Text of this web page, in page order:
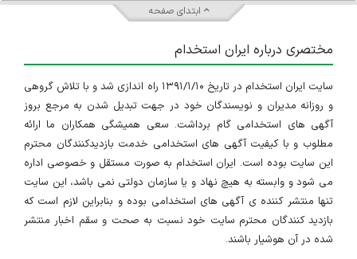
ابتدای صفحه
مختصری درباره ایران استخدام
سایت ایران استخدام در تاریخ ۱۳۹۱/۱/۱۰ راه اندازی شد و با تلاش گروهی
و روزانه مدیران و نویسندگان خود در جهت تبدیل شدن به مرجع بروز
آگهی های استخدامی گام برداشت. سعی همیشگی همکاران ما ارائه
مطلوب و با کیفیت آگهی های استخدامی خدمت بازدیدکنندگان محترم
این سایت بوده است. ایران استخدام به صورت مستقل و خصوصی اداره
می شود و وابسته به هیچ نهاد و یا سازمان دولتی نمی باشد، این سایت
تنها منتشر کننده ی آگهی های استخدامی بوده و بنابراین لازم است که
بازدید کنندگان محترم سایت خود نسبت به صحت و سقم اخبار منتشر
شده در آن هوشیار باشند.